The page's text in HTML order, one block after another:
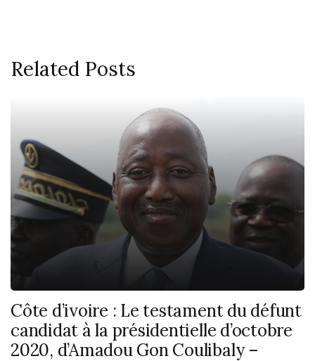
Related Posts
Côte d’ivoire : Le testament du défunt
candidat à la présidentielle d’octobre
2020, d’Amadou Gon Coulibaly –